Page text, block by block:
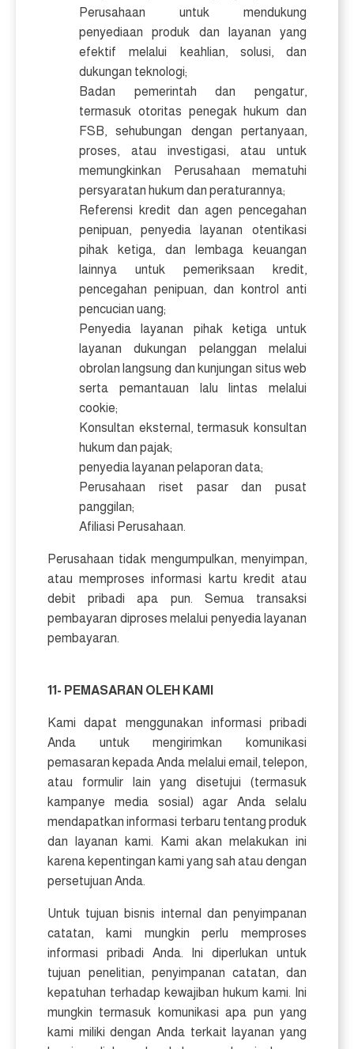
Perusahaan untuk mendukung
penyediaan produk dan layanan yang
efektif melalui keahlian, solusi, dan
dukungan teknologi;
Badan pemerintah dan pengatur,
termasuk otoritas penegak hukum dan
FSB, sehubungan dengan pertanyaan,
proses, atau investigasi, atau untuk
memungkinkan Perusahaan mematuhi
persyaratan hukum dan peraturannya;
Referensi kredit dan agen pencegahan
penipuan, penyedia layanan otentikasi
pihak ketiga, dan lembaga keuangan
lainnya untuk pemeriksaan kredit,
pencegahan penipuan, dan kontrol anti
pencucian uang;
Penyedia layanan pihak ketiga untuk
layanan dukungan pelanggan melalui
obrolan langsung dan kunjungan situs web
serta pemantauan lalu lintas melalui
cookie;
Konsultan eksternal, termasuk konsultan
hukum dan pajak;
penyedia layanan pelaporan data;
Perusahaan riset pasar dan pusat
panggilan;
Afiliasi Perusahaan.
Perusahaan tidak mengumpulkan, menyimpan,
atau memproses informasi kartu kredit atau
debit pribadi apa pun. Semua transaksi
pembayaran diproses melalui penyedia layanan
pembayaran.
11- PEMASARAN OLEH KAMI
Kami dapat menggunakan informasi pribadi
Anda untuk mengirimkan komunikasi
pemasaran kepada Anda melalui email, telepon,
atau formulir lain yang disetujui (termasuk
kampanye media sosial) agar Anda selalu
mendapatkan informasi terbaru tentang produk
dan layanan kami. Kami akan melakukan ini
karena kepentingan kami yang sah atau dengan
persetujuan Anda.
Untuk tujuan bisnis internal dan penyimpanan
catatan, kami mungkin perlu memproses
informasi pribadi Anda. Ini diperlukan untuk
tujuan penelitian, penyimpanan catatan, dan
kepatuhan terhadap kewajiban hukum kami. Ini
mungkin termasuk komunikasi apa pun yang
kami miliki dengan Anda terkait layanan yang